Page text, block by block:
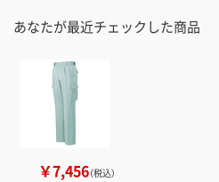
あなたが最近チェックした商品
￥7,456（税込）